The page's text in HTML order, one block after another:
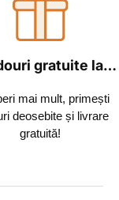
gratuite la
mai mult, primești
deosebite și livrare
gratuită!